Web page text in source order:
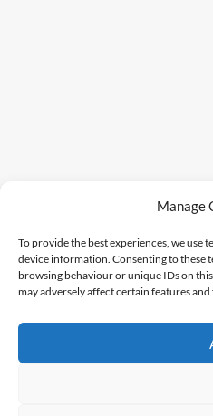
Manage
To provide the best experiences, we use
device information. Consenting to these
browsing behaviour or unique IDs on
may adversely affect certain features